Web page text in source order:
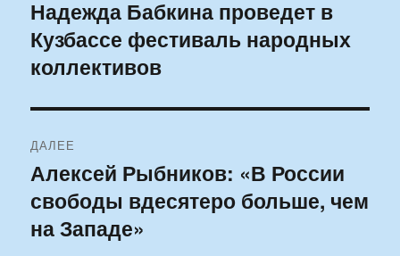
записям
Предыдущая
запись:
Надежда Бабкина проведет в
Кузбассе фестиваль народных
коллективов
ДАЛЕЕ
Следующая
запись:
Алексей Рыбников: «В России
свободы вдесятеро больше, чем
на Западе»